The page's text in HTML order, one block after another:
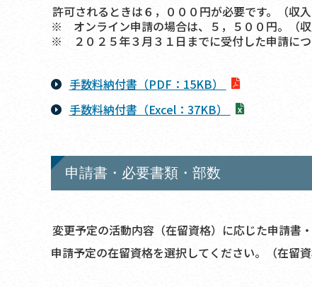
許可されるときは６，０００円が必要です。（収入
※ オンライン申請の場合は、５，５００円。（収
※ ２０２５年３月３１日までに受付した申請につ
手数料納付書（PDF：15KB）
手数料納付書（Excel：37KB）
申請書・必要書類・部数
変更予定の活動内容（在留資格）に応じた申請書
申請予定の在留資格を選択してください。（在留